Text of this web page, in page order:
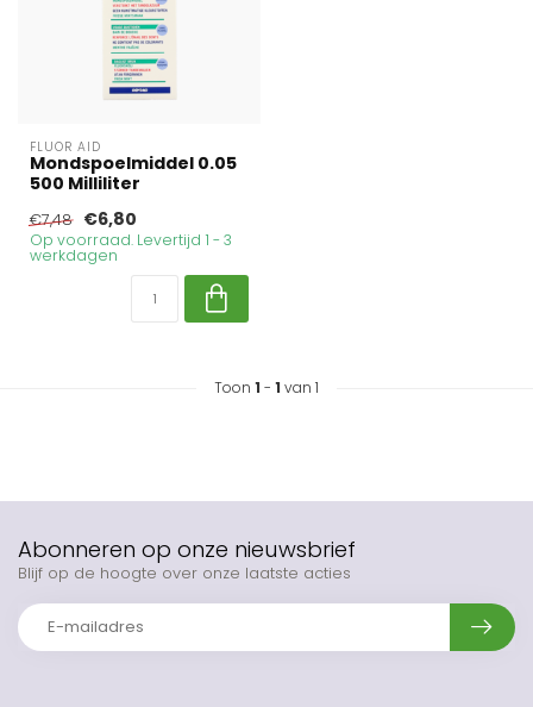
FLUOR AID
Mondspoelmiddel 0.05
500 Milliliter
€7,48 €6,80
Op voorraad. Levertijd 1 - 3
werkdagen
Toon 1 - 1 van 1
Abonneren op onze nieuwsbrief
Blijf op de hoogte over onze laatste acties